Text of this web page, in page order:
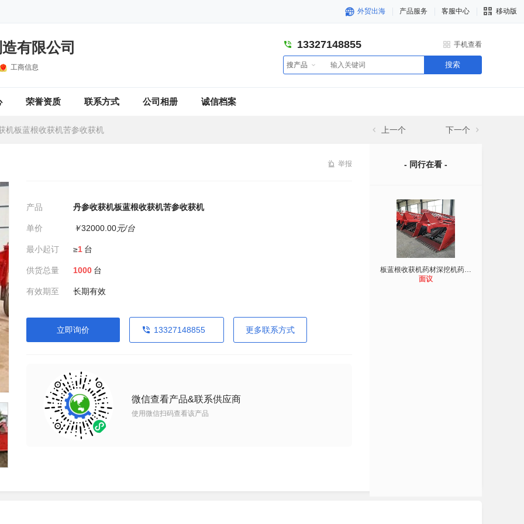
外贸出海 产品服务 客服中心 移动版
有限公司
工商信息
13327148855 手机查看
搜产品 搜索
荣誉资质 联系方式 公司相册 诚信档案
机板蓝根收获机苦参收获机 上一个 下一个
举报
产品 丹参收获机板蓝根收获机苦参收获机
单价 ￥32000.00元/台
最小起订 ≥1 台
供货总量 1000 台
有效期至 长期有效
立即询价 13327148855 更多联系方式
微信查看产品&联系供应商
使用微信扫码查看该产品
- 同行在看 -
板蓝根收获机药材深挖机药材收获机
面议